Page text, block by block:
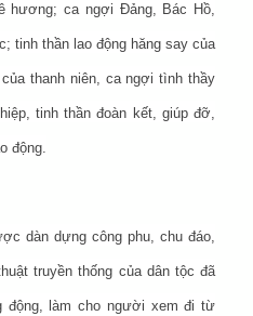
hương; ca ngợi Đảng, Bác Hồ,
tinh thần lao động hăng say của
thanh niên, ca ngợi tình thầy
tinh thần đoàn kết, giúp đỡ,
động.
dàn dựng công phu, chu đáo,
truyền thống của dân tộc đã
động, làm cho người xem đi từ